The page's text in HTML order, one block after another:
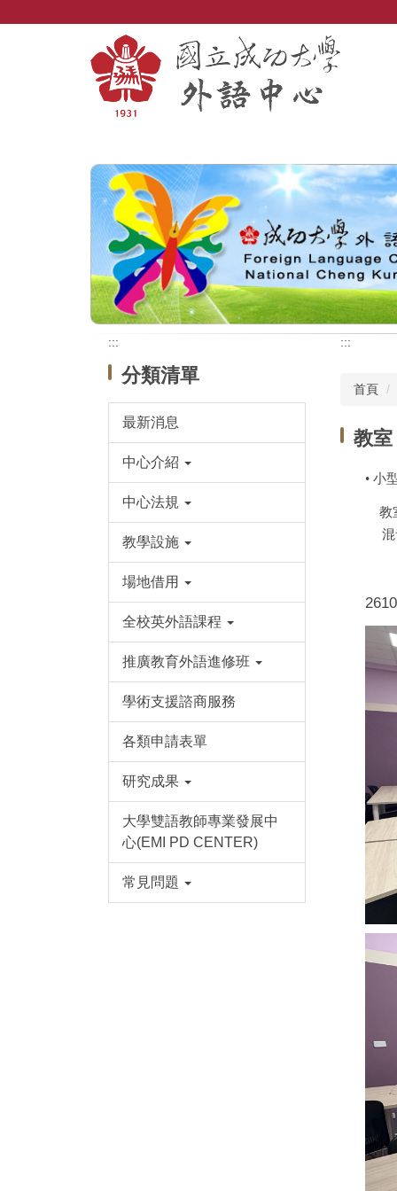
:::
分類清單
最新消息
中心介紹
中心法規
教學設施
場地借用
全校英外語課程
推廣教育外語進修班
學術支援諮商服務
各類申請表單
研究成果
大學雙語教師專業發展中
心(EMI PD CENTER)
常見問題
:::
首頁
教室
• 小
教